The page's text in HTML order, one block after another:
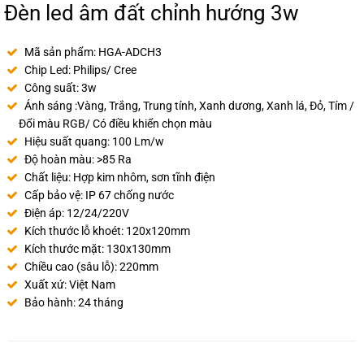
Đèn led âm đất chỉnh hướng 3w
Mã sản phẩm: HGA-ADCH3
Chip Led: Philips/ Cree
Công suất: 3w
Ánh sáng :Vàng, Trắng, Trung tính, Xanh dương, Xanh lá, Đỏ, Tím /
Đổi màu RGB/ Có điều khiển chọn màu
Hiệu suất quang: 100 Lm/w
Độ hoàn màu: >85 Ra
Chất liệu: Hợp kim nhôm, sơn tĩnh điện
Cấp bảo vệ: IP 67 chống nước
Điện áp: 12/24/220V
Kích thước lỗ khoét: 120x120mm
Kích thước mặt: 130x130mm
Chiều cao (sâu lỗ): 220mm
Xuất xứ: Việt Nam
Bảo hành: 24 tháng